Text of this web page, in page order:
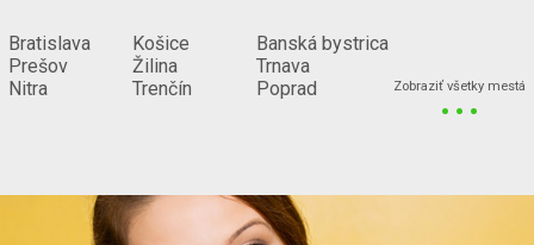
Bratislava
Prešov
Nitra
Košice
Žilina
Trenčín
Banská bystrica
Trnava
Poprad
Zobraziť všetky mestá
...